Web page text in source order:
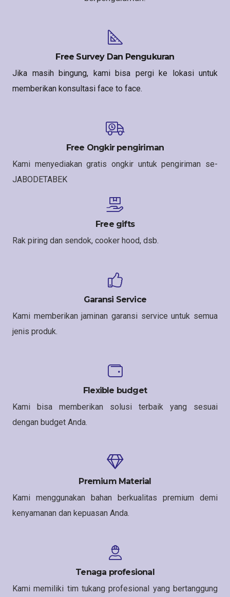
Free Survey Dan Pengukuran
Jika masih bingung, kami bisa pergi ke lokasi untuk
memberikan konsultasi face to face.
Free Ongkir pengiriman
Kami menyediakan gratis ongkir untuk pengiriman se-
JABODETABEK
Free gifts
Rak piring dan sendok, cooker hood, dsb.
Garansi Service
Kami memberikan jaminan garansi service untuk semua
jenis produk.
Flexible budget
Kami bisa memberikan solusi terbaik yang sesuai
dengan budget Anda.
Premium Material
Kami menggunakan bahan berkualitas premium demi
kenyamanan dan kepuasan Anda.
Tenaga profesional
Kami memiliki tim tukang profesional yang bertanggung